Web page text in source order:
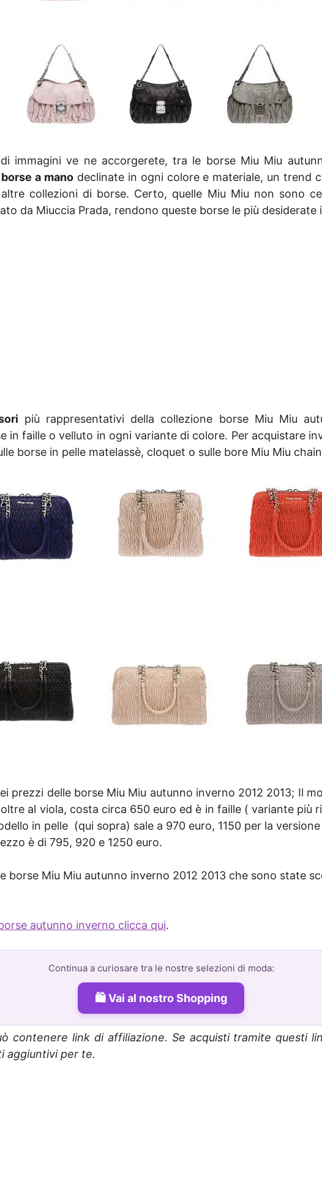
immagini ve ne accorgerete, tra le borse Miu Miu
borse a manodeclinate in ogni colore e materiale, un trend
collezioni di borse. Certo, quelle Miu Miu non sono
da Miuccia Prada, rendono queste borse le più desiderate
più rappresentativi della collezione borse Miu Miu
in faille o velluto in ogni variante di colore. Per acquistare
borse in pelle matelassè, cloquet o sulle bore Miu Miu
prezzi delle borse Miu Miu autunno inverno 2012 2013; Il
al viola, costa circa 650 euro ed è in faille ( variante più
in pelle (qui sopra) sale a 970 euro, 1150 per la
è di 795, 920 e 1250 euro.
borse Miu Miu autunno inverno 2012 2013 che sono state
autunno inverno clicca qui.
Continua a curiosare tra le nostre selezioni di moda:
Vai al nostro Shopping
contenere link di affiliazione. Se acquisti tramite questi
aggiuntivi per te.